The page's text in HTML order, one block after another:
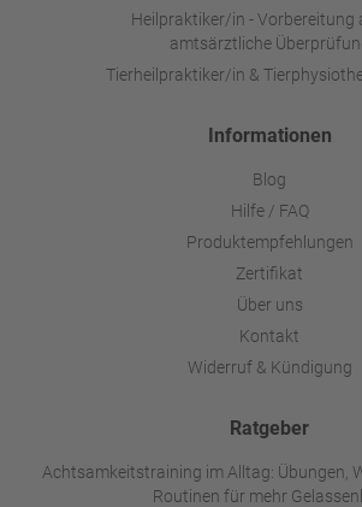
Heilpraktiker/in - Vorbereitung
amtsärztliche
Tierheilpraktiker/in &
Informationen
Blog
Hilfe / FAQ
Produktempfehlungen
Zertifikat
Über uns
Kontakt
Widerruf & Kündigung
Ratgeber
Achtsamkeitstraining im Alltag: Übungen,
Routinen für mehr